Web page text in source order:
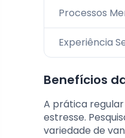
Processos
Experiência
Benefícios
A prática
estresse.
variedade de